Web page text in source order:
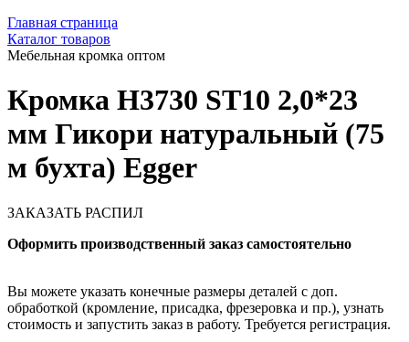
Главная страница
Каталог товаров
Мебельная кромка оптом
Кромка H3730 ST10 2,0*23
мм Гикори натуральный (75
м бухта) Egger
ЗАКАЗАТЬ РАСПИЛ
Оформить производственный заказ самостоятельно
Вы можете указать конечные размеры деталей с доп.
обработкой (кромление, присадка, фрезеровка и пр.), узнать
стоимость и запустить заказ в работу. Требуется регистрация.